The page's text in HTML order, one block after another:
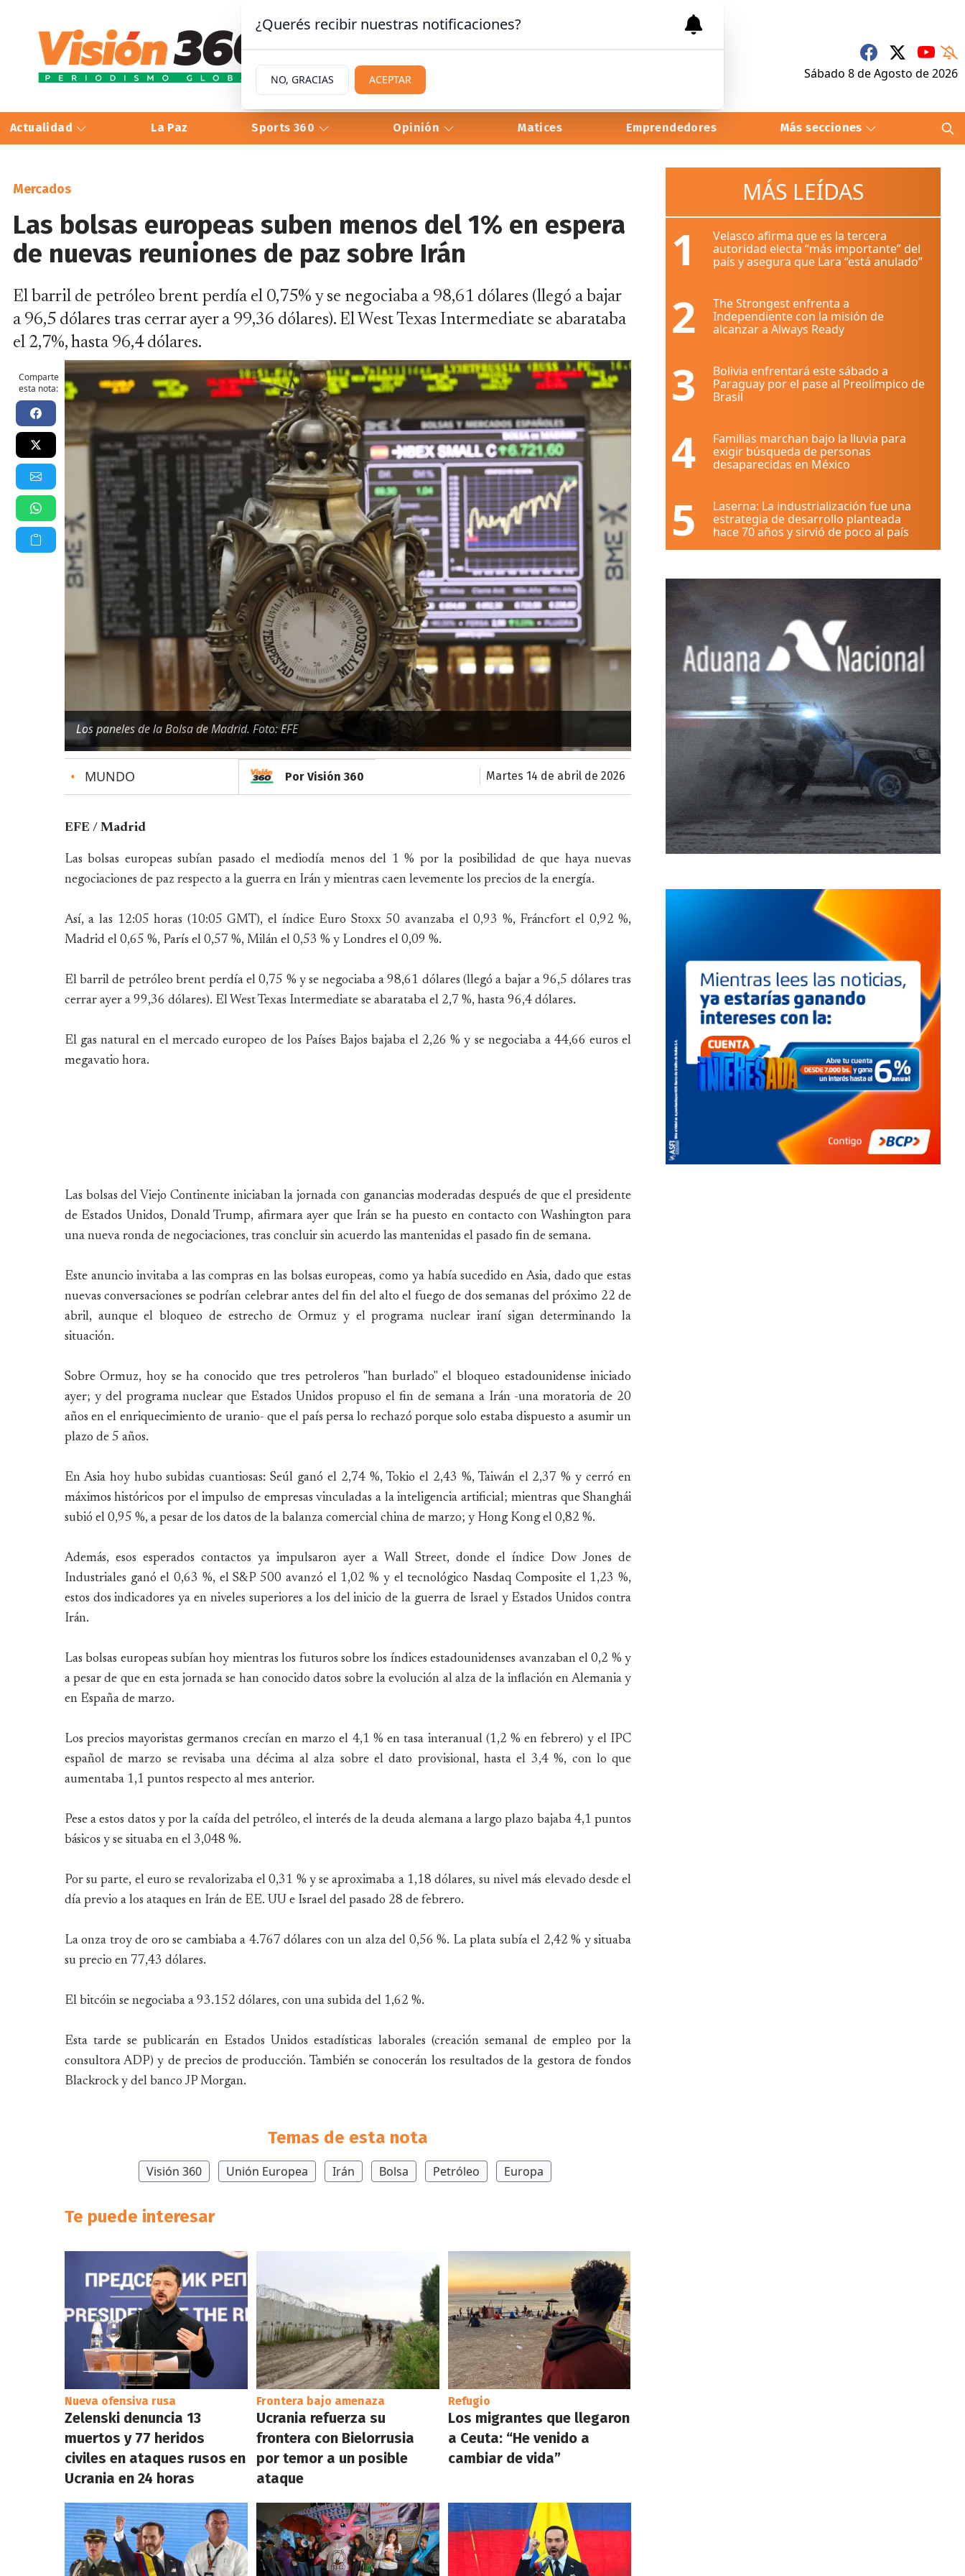
Sábado 8deAgosto de 2026
Actualidad La Paz Sports 360 Opinión Matices Emprendedores Más secciones
Mercados
Las bolsas europeas suben menos del 1% en espera
de nuevas reuniones de paz sobre Irán
El barril de petróleo brent perdía el 0,75% y se negociaba a 98,61 dólares (llegó a bajar
a 96,5 dólares tras cerrar ayer a 99,36 dólares). El West Texas Intermediate se abarataba
el 2,7%, hasta 96,4 dólares.
Comparte
esta nota:
Los paneles de la Bolsa de Madrid. Foto: EFE
• MUNDO Por Visión 360 martes 14 de abril de 2026
EFE / Madrid
Las bolsas europeas subían pasado el mediodía menos del 1 % por la posibilidad de que haya nuevas
negociaciones de paz respecto a la guerra en Irán y mientras caen levemente los precios de la energía.
Así, a las 12:05 horas (10:05 GMT), el índice Euro Stoxx 50 avanzaba el 0,93 %, Fráncfort el 0,92 %,
Madrid el 0,65 %, París el 0,57 %, Milán el 0,53 % y Londres el 0,09 %.
El barril de petróleo brent perdía el 0,75 % y se negociaba a 98,61 dólares (llegó a bajar a 96,5 dólares tras
cerrar ayer a 99,36 dólares). El West Texas Intermediate se abarataba el 2,7 %, hasta 96,4 dólares.
El gas natural en el mercado europeo de los Países Bajos bajaba el 2,26 % y se negociaba a 44,66 euros el
megavatio hora.
Las bolsas del Viejo Continente iniciaban la jornada con ganancias moderadas después de que el presidente
de Estados Unidos, Donald Trump, afirmara ayer que Irán se ha puesto en contacto con Washington para
una nueva ronda de negociaciones, tras concluir sin acuerdo las mantenidas el pasado fin de semana.
Este anuncio invitaba a las compras en las bolsas europeas, como ya había sucedido en Asia, dado que estas
nuevas conversaciones se podrían celebrar antes del fin del alto el fuego de dos semanas del próximo 22 de
abril, aunque el bloqueo de estrecho de Ormuz y el programa nuclear iraní sigan determinando la
situación.
Sobre Ormuz, hoy se ha conocido que tres petroleros "han burlado" el bloqueo estadounidense iniciado
ayer; y del programa nuclear que Estados Unidos propuso el fin de semana a Irán -una moratoria de 20
años en el enriquecimiento de uranio- que el país persa lo rechazó porque solo estaba dispuesto a asumir un
plazo de 5 años.
En Asia hoy hubo subidas cuantiosas: Seúl ganó el 2,74 %, Tokio el 2,43 %, Taiwán el 2,37 % y cerró en
máximos históricos por el impulso de empresas vinculadas a la inteligencia artificial; mientras que Shanghái
subió el 0,95 %, a pesar de los datos de la balanza comercial china de marzo; y Hong Kong el 0,82 %.
Además, esos esperados contactos ya impulsaron ayer a Wall Street, donde el índice Dow Jones de
Industriales ganó el 0,63 %, el S&P 500 avanzó el 1,02 % y el tecnológico Nasdaq Composite el 1,23 %,
estos dos indicadores ya en niveles superiores a los del inicio de la guerra de Israel y Estados Unidos contra
Irán.
Las bolsas europeas subían hoy mientras los futuros sobre los índices estadounidenses avanzaban el 0,2 % y
a pesar de que en esta jornada se han conocido datos sobre la evolución al alza de la inflación en Alemania y
en España de marzo.
Los precios mayoristas germanos crecían en marzo el 4,1 % en tasa interanual (1,2 % en febrero) y el IPC
español de marzo se revisaba una décima al alza sobre el dato provisional, hasta el 3,4 %, con lo que
aumentaba 1,1 puntos respecto al mes anterior.
Pese a estos datos y por la caída del petróleo, el interés de la deuda alemana a largo plazo bajaba 4,1 puntos
básicos y se situaba en el 3,048 %.
Por su parte, el euro se revalorizaba el 0,31 % y se aproximaba a 1,18 dólares, su nivel más elevado desde el
día previo a los ataques en Irán de EE. UU e Israel del pasado 28 de febrero.
La onza troy de oro se cambiaba a 4.767 dólares con un alza del 0,56 %. La plata subía el 2,42 % y situaba
su precio en 77,43 dólares.
El bitcóin se negociaba a 93.152 dólares, con una subida del 1,62 %.
Esta tarde se publicarán en Estados Unidos estadísticas laborales (creación semanal de empleo por la
consultora ADP) y de precios de producción. También se conocerán los resultados de la gestora de fondos
Blackrock y del banco JP Morgan.
Temas de esta nota
Visión 360 Unión Europea Irán Bolsa Petróleo Europa
Te puede interesar
Nueva ofensiva rusa
Zelenski denuncia 13
muertos y 77 heridos
civiles en ataques rusos en
Ucrania en 24 horas
Frontera bajo amenaza
Ucrania refuerza su
frontera con Bielorrusia
por temor a un posible
ataque
Refugio
Los migrantes que llegaron
a Ceuta: “He venido a
cambiar de vida”
MÁS LEÍDAS
1
Velasco afirma que es la tercera
autoridad electa “más importante” del
país y asegura que Lara “está anulado”
2
The Strongest enfrenta a
Independiente con la misión de
alcanzar a Always Ready
3
Bolivia enfrentará este sábado a
Paraguay por el pase al Preolímpico de
Brasil
4
Familias marchan bajo la lluvia para
exigir búsqueda de personas
desaparecidas en México
5
Laserna: La industrialización fue una
estrategia de desarrollo planteada
hace 70 años y sirvió de poco al país
¿Querés recibir nuestras notificaciones?
NO, GRACIAS ACEPTAR